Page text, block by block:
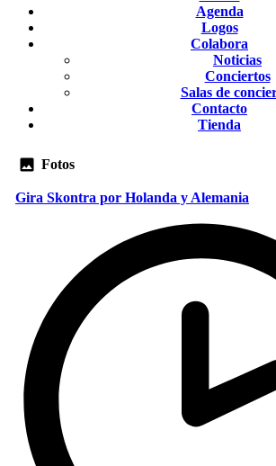
Agenda
Logos
Colabora
Noticias
Conciertos
Salas de
Contacto
Tienda
Fotos
Gira Skontra por Holanda y Alemania